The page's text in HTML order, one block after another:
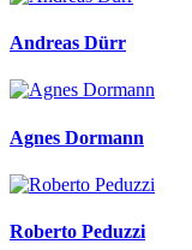
Andreas Dürr
Agnes Dormann
Roberto Peduzzi